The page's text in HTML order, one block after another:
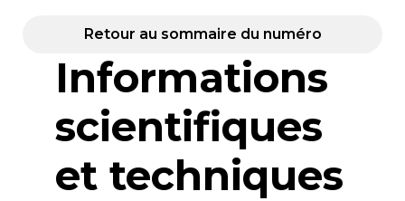
Retour au sommaire du numéro
Informations
scientifiques
et techniques